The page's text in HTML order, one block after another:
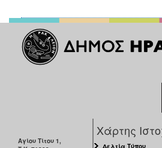
Αγίου Τίτου 1,
Χάρτης
Δελτία Τύπου